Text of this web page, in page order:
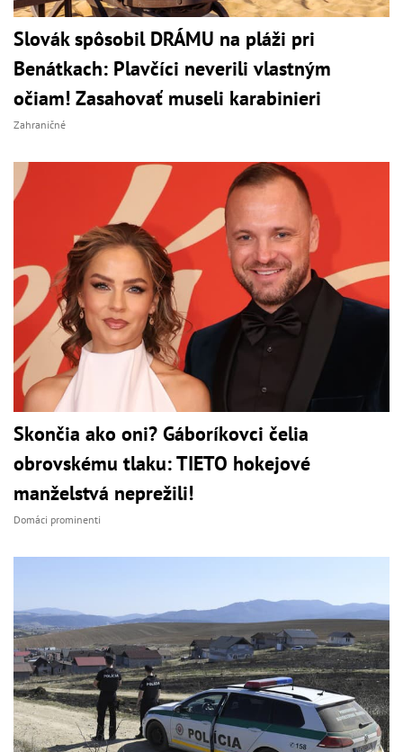
Slovák spôsobil DRÁMU na pláži pri
Benátkach: Plavčíci neverili vlastným
očiam! Zasahovať museli karabinieri
Zahraničné
Skončia ako oni? Gáboríkovci čelia
obrovskému tlaku: TIETO hokejové
manželstvá neprežili!
Domáci prominenti